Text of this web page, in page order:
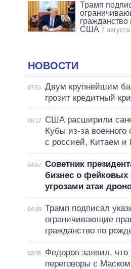
Трамп
США 7
НОВОСТИ
07:51
Двум крупнейшим
грозит кредитный
05:17
США расширили
Кубы из-за военного
с россией, Китаем и
04:57 Советник
бизнес о фейковых
угрозами атак
04:39 Трамп подписал
ограничивающие
гражданство по
03:56
Федоров заявил, что
переговоры с